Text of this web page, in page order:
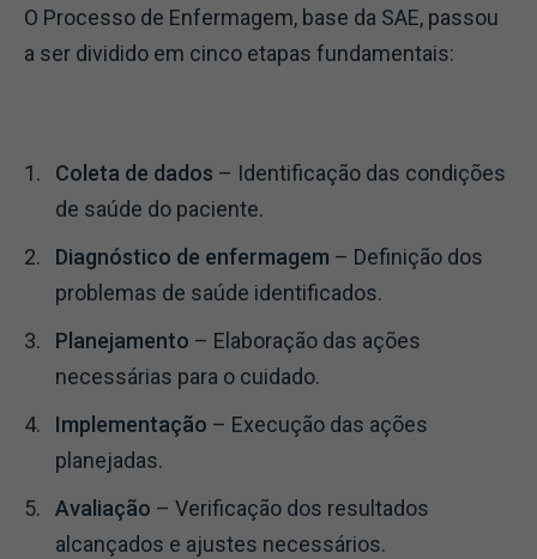
O Processo de Enfermagem, base da SAE, passou
a ser dividido em cinco etapas fundamentais:
Coleta de dados – Identificação das condições
de saúde do paciente.
Diagnóstico de enfermagem – Definição dos
problemas de saúde identificados.
Planejamento – Elaboração das ações
necessárias para o cuidado.
Implementação – Execução das ações
planejadas.
Avaliação – Verificação dos resultados
alcançados e ajustes necessários.